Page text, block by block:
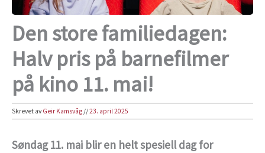
Den store familiedagen:
Halv pris på barnefilmer
på kino 11. mai!
Skrevet avGeir Kamsvåg //23. april 2025
Søndag 11. mai blir en helt spesiell dag for